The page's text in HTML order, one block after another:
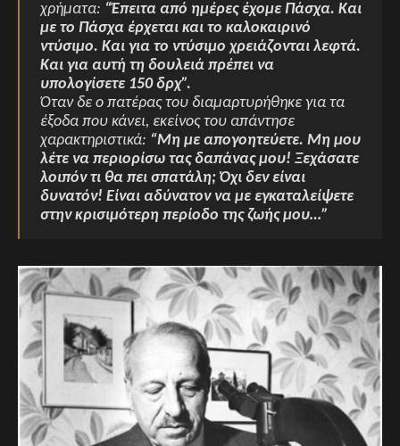
χρήματα: “Έπειτα από ημέρες έχομε Πάσχα. Και
με το Πάσχα έρχεται και το καλοκαιρινό
ντύσιμο. Και για το ντύσιμο χρειάζονται λεφτά.
Και για αυτή τη δουλειά πρέπει να
υπολογίσετε 150 δρχ”.
Όταν δε ο πατέρας του διαμαρτυρήθηκε για τα
έξοδα που κάνει, εκείνος του απάντησε
χαρακτηριστικά: “Μη με απογοητεύετε. Μη μου
λέτε να περιορίσω τας δαπάνας μου! Ξεχάσατε
λοιπόν τι θα πει σπατάλη; Όχι δεν είναι
δυνατόν! Είναι αδύνατον να με εγκαταλείψετε
στην κρισιμότερη περίοδο της ζωής μου…”